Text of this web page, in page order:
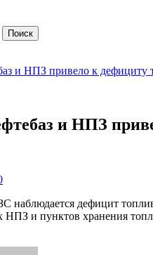
Поиск
и НПЗ привело к
и НПЗ
наблюдается дефицит
и пунктов хранения